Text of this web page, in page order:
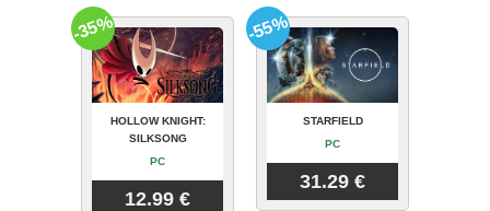
HOLLOW KNIGHT:
SILKSONG
PC
12.99 €
-35%
STARFIELD
PC
31.29 €
-55%